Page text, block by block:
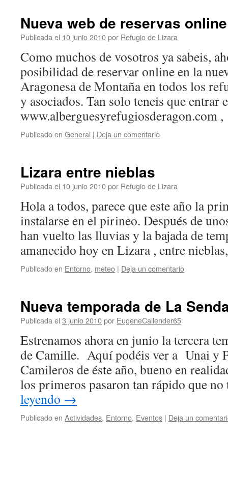
Nueva web de reservas online
Publicada el 10 junio 2010por Refugio de Lizara
Como muchos de vosotros ya sabeis,
posibilidad de reservar online en la
Aragonesa de Montaña en todos los
y asociados. Tan solo teneis que entrar
Publicado en General | Deja un comentario
Lizara entre nieblas
Publicada el 10 junio 2010por Refugio de Lizara
Hola a todos, parece que este año la
instalarse en el pirineo. Después de
han vuelto las lluvias y la bajada de
amanecido hoy en Lizara , entre
Publicado en Entorno, meteo | Deja un comentario
Nueva temporada de La
Publicada el 3 junio 2010por EugeneCallender65
Estrenamos ahora en junio la tercera
de Camille. Aquí podéis ver a Unai y
Camileros de éste año, bueno en
los primeros pasaron tan rápido que
leyendo →
Publicado en Actividades, Entorno, Eventos | Deja un